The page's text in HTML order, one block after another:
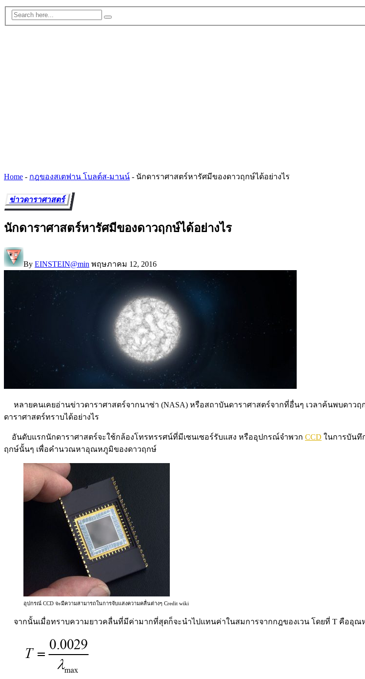
Home - กฎของสเตฟาน โบลต์ส-มานน์ - นักดาราศาสตร์หารัศมีของดาวฤกษ์ได้อย่างไร
ข่าวดาราศาสตร์
นักดาราศาสตร์หารัศมีของดาวฤกษ์ได้อย่างไร
By EINSTEIN@min พฤษภาคม 12, 2016
หลายคนเคยอ่านข่าวดาราศาสตร์จากนาซ่า (NASA) หรือสถาบันดาราศาสตร์จากที่อื่นๆ เวลาค้นพบดาว
ดาราศาสตร์ทราบได้อย่างไร
อันดับแรกนักดาราศาสตร์จะใช้กล้องโทรทรรศน์ที่มีเซนเซอร์รับแสง หรืออุปกรณ์จำพวก CCD ในการบันทึ
ฤกษ์นั้นๆ เพื่อคำนวณหาอุณหภูมิของดาวฤกษ์
อุปกรณ์ CCD จะมีความสามารถในการจับแสงความคลื่นต่างๆ Credit wiki
จากนั้นเมื่อทราบความยาวคลื่นที่มีค่ามากที่สุดก็จะนำไปแทนค่าในสมการจากกฎของเวน โดยที่ T คืออุณ